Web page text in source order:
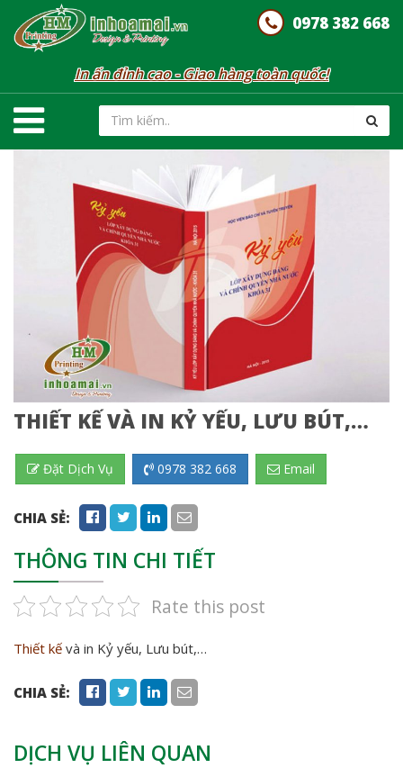
0978 382 668
In ấn đỉnh cao - Giao hàng toàn quốc!
THIẾT KẾ VÀ IN KỶ YẾU, LƯU BÚT,…
Đặt Dịch Vụ 0978 382 668 Email
CHIA SẺ:
THÔNG TIN CHI TIẾT
Rate this post
Thiết kế và in Kỷ yếu, Lưu bút,…
CHIA SẺ:
DỊCH VỤ LIÊN QUAN